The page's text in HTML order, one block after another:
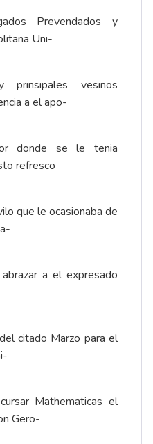
Prevendados y
Uni-
prinsipales vesinos
a el apo-
donde se le tenia
refresco
que le ocasionaba de
a el expresado
citado Marzo para el
Mathematicas el
Gero-